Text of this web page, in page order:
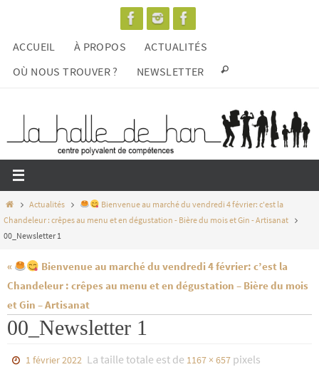
contenu
ACCUEIL À PROPOS
ACTUALITÉS
OÙ NOUS TROUVER ?
NEWSLETTER
HomeActualités
Bienvenue au marché du vendredi 4 février: c'est la
Chandeleur : crêpes au menu et en dégustation - Bière du mois et Gin - Artisanat
00_Newsletter 1
«
Bienvenue au marché du vendredi 4 février: c’est la
Chandeleur : crêpes au menu et en dégustation – Bière du mois
et Gin – Artisanat
00_Newsletter 1
1 février 2022 La taille totale est de 1167 × 657 pixels